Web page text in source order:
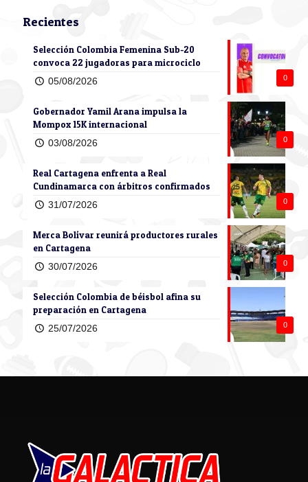
Recientes
0
Selección Colombia Femenina Sub-20
convoca 22 jugadoras para microciclo
05/08/2026
0
Gobernador Yamil Arana impulsa la
Mompox 15K internacional
03/08/2026
0
Real Cartagena enfrenta a Real
Cundinamarca con árbitros confirmados
31/07/2026
0
Merca Bolívar reunirá productores rurales
en Cartagena
30/07/2026
0
Selección Colombia de béisbol afina su
preparación en Cartagena
25/07/2026